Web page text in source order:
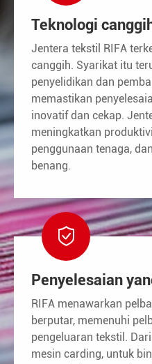
Teknologi
Jentera tekstil RIFA
canggih. Syarikat itu
penyelidikan dan
memastikan
inovatif dan cekap.
meningkatkan
penggunaan tenaga,
benang.

Penyelesaian
RIFA menawarkan
berputar, memenuhi
pengeluaran tekstil.
mesin carding, untuk